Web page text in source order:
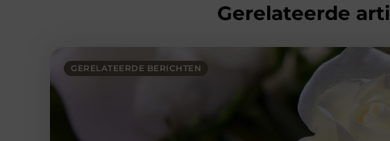
Gerelateerde
GERELATEERDE BERICHTEN